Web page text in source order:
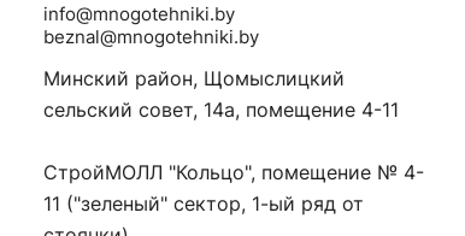
info@mnogotehniki.by
beznal@mnogotehniki.by
Минский район, Щомыслицкий
сельский совет, 14а, помещение 4-11
СтройМОЛЛ "Кольцо", помещение № 4-
11 ("зеленый" сектор, 1-ый ряд от